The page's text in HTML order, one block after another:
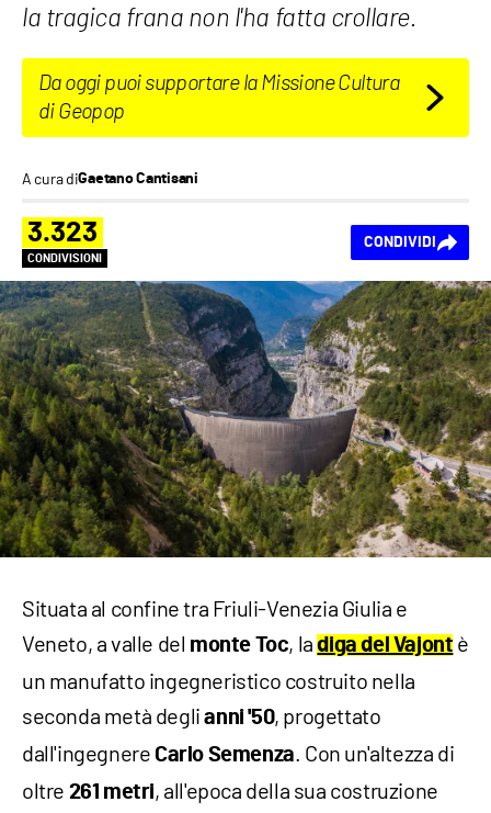
la tragica frana non l'ha fatta crollare.
Da oggi puoi supportare la Missione Cultura
di Geopop
A cura diGaetano Cantisani
3.323
CONDIVISIONI
CONDIVIDI
Situata al confine tra Friuli-Venezia Giulia e
Veneto, a valle del monte Toc, ladiga del Vajont è
un manufatto ingegneristico costruito nella
seconda metà deglianni '50, progettato
dall'ingegnere Carlo Semenza. Con un'altezza di
oltre 261 metri, all'epoca della sua costruzione